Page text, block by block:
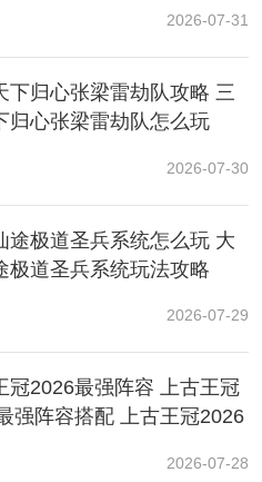
，技能还能召唤分身进行协
的最新的无尽梦回游戏角
关注一听下载网，感谢您
2026-07-31
下归心张梁雷劫队攻略 三
归心张梁雷劫队怎么玩
2026-07-30
途极道圣兵系统怎么玩 大
极道圣兵系统玩法攻略
2026-07-29
冠2026最强阵容 上古王冠
强阵容搭配 上古王冠2026
2026-07-28